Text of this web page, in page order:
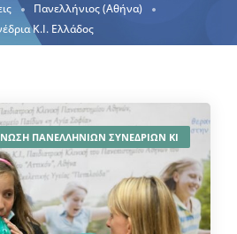
Πανελλήνιος (Αθήνα)
Κ.Ι. Ελλάδος
ΠΑΝΕΛΛΗΝΙΩΝ ΣΥΝΕΔΡΙΩΝ ΚΙ